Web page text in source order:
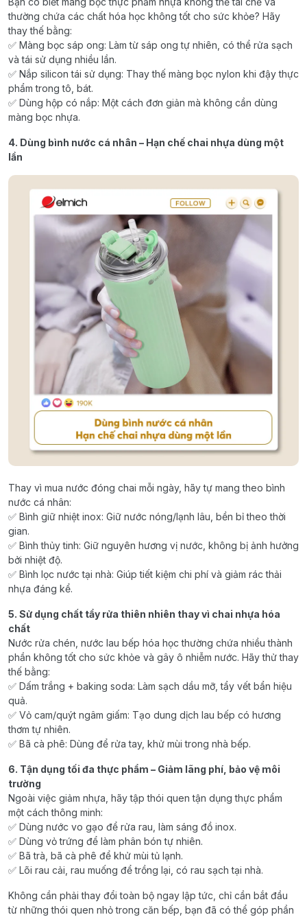
thường chứa các chất hóa học không tốt cho sức khỏe? Hãy
thay thế bằng:
✅ Màng bọc sáp ong: Làm từ sáp ong tự nhiên, có thể rửa sạch
và tái sử dụng nhiều lần.
✅ Nắp silicon tái sử dụng: Thay thế màng bọc nylon khi đậy thực
phẩm trong tô, bát.
✅ Dùng hộp có nắp: Một cách đơn giản mà không cần dùng
màng bọc nhựa.
4. Dùng bình nước cá nhân – Hạn chế chai nhựa dùng một
lần
Thay vì mua nước đóng chai mỗi ngày, hãy tự mang theo bình
nước cá nhân:
✅ Bình giữ nhiệt inox: Giữ nước nóng/lạnh lâu, bền bỉ theo thời
gian.
✅ Bình thủy tinh: Giữ nguyên hương vị nước, không bị ảnh hưởng
bởi nhiệt độ.
✅ Bình lọc nước tại nhà: Giúp tiết kiệm chi phí và giảm rác thải
nhựa đáng kể.
5. Sử dụng chất tẩy rửa thiên nhiên thay vì chai nhựa hóa
chất
Nước rửa chén, nước lau bếp hóa học thường chứa nhiều thành
phần không tốt cho sức khỏe và gây ô nhiễm nước. Hãy thử thay
thế bằng:
✅ Dấm trắng + baking soda: Làm sạch dầu mỡ, tẩy vết bẩn hiệu
quả.
✅ Vỏ cam/quýt ngâm giấm: Tạo dung dịch lau bếp có hương
thơm tự nhiên.
✅ Bã cà phê: Dùng để rửa tay, khử mùi trong nhà bếp.
6. Tận dụng tối đa thực phẩm – Giảm lãng phí, bảo vệ môi
trường
Ngoài việc giảm nhựa, hãy tập thói quen tận dụng thực phẩm
một cách thông minh:
✅ Dùng nước vo gạo để rửa rau, làm sáng đồ inox.
✅ Dùng vỏ trứng để làm phân bón tự nhiên.
✅ Bã trà, bã cà phê để khử mùi tủ lạnh.
✅ Lõi rau cải, rau muống để trồng lại, có rau sạch tại nhà.
Không cần phải thay đổi toàn bộ ngay lập tức, chỉ cần bắt đầu
từ những thói quen nhỏ trong căn bếp, bạn đã có thể góp phần